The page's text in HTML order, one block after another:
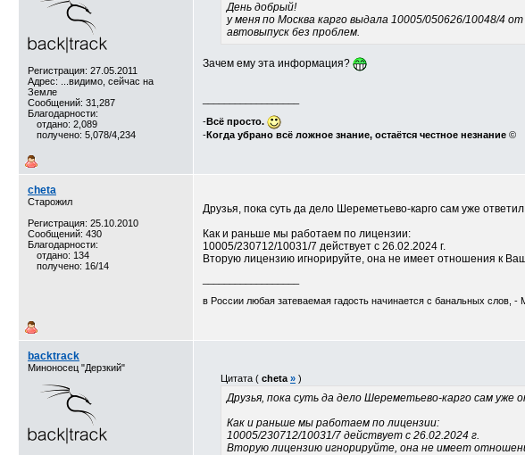
Регистрация: 27.05.2011
Адрес: ...видимо, сейчас на
Земле
Сообщений: 31,287
Благодарности:
отдано: 2,089
получено: 5,078/4,234
День добрый!
у меня по Москва карго выдала 10005/050626/10048/4
автовыпуск без проблем.
Зачем ему эта информация?
-Всё просто.
-Когда убрано всё ложное знание, остаётся честное незнание ©
cheta
Старожил
Регистрация: 25.10.2010
Сообщений: 430
Благодарности:
отдано: 134
получено: 16/14
Друзья, пока суть да дело Шереметьево-карго сам уже
Как и раньше мы работаем по лицензии:
10005/230712/10031/7 действует с 26.02.2024 г.
Вторую лицензию игнорируйте, она не имеет отношения к
в России любая затеваемая гадость начинается с банальных слов, -
backtrack
Миноносец "Дерзкий"
Цитата ( cheta » )
Друзья, пока суть да дело Шереметьево-карго сам уже
Как и раньше мы работаем по лицензии:
10005/230712/10031/7 действует с 26.02.2024 г.
Вторую лицензию игнорируйте, она не имеет